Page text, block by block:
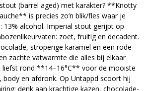
(barrel aged) met karakter? **Knotty
is precies zo’n blik/fles waar je
13% alcohol. Imperial stout gerijpt op
zoet, fruitig en decadent.
stroperige karamel en een rode-
zachte vatwarmte die alles bij elkaar
liefst rond **14–16°C** voor de mooiste
body en afdronk. Op Untappd scoort hij
denk aan krachtige kazen, chocolade-